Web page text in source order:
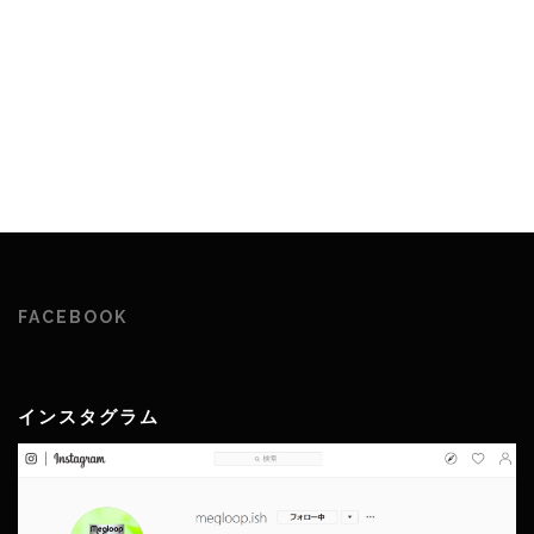
FACEBOOK
インスタグラム